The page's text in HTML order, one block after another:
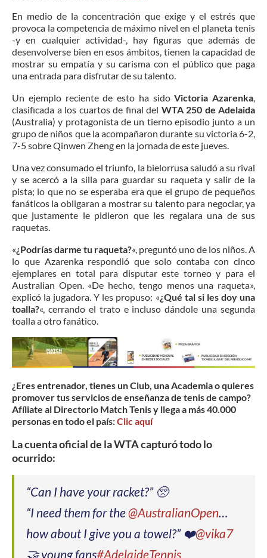
En medio de la concentración que exige y el estrés que
provoca la competencia de máximo nivel en el planeta tenis
-y en cualquier actividad-, hay figuras que además de
desenvolverse bien en esos ámbitos, tienen la capacidad de
mostrar su empatía y su carisma con el público que paga
una entrada para disfrutar de su talento.
Un ejemplo reciente de esto ha sidoVictoria Azarenka
clasificada a los cuartos de final del WTA 250 de Adelaida
(Australia) y protagonista de un tierno episodio junto a un
grupo de niños que la acompañaron durante su victoria 6-2,
7-5 sobre Qinwen Zheng en la jornada de este jueves.
Una vez consumado el triunfo, la bielorrusa saludó a su rival
y se acercó a la silla para guardar su raqueta y salir de la
pista; lo que no se esperaba era que el grupo de pequeños
fanáticos la obligaran a mostrar su talento para negociar, ya
que justamente le pidieron que les regalara una de sus
raquetas.
«¿Podrías darme tu raqueta?«, preguntó uno de los niños. A
lo que Azarenka respondió que solo contaba con cinco
ejemplares en total para disputar este torneo y para el
Australian Open. «De hecho, tengo menos una raqueta»,
explicó la jugadora. Y les propuso: «¿Qué tal si les doy una
toalla?«, cerrando el trato e incluso dándole una segunda
toalla a otro fanático.
¿Eres entrenador, tienes un Club, una Academia o quieres
promover tus servicios de enseñanza de tenis de campo?
Afíliate al Directorio Match Tenis y llega a más 40.000
personas en todo el país:Clic aquí
La cuenta oficial de la WTA capturó todo lo
ocurrido:
“Can I have your racket?” 🥺
“I need them for the@AustralianOpen…
how about I give you a towel?” ❤️@vika7
🤝 young fans#AdelaideTennis